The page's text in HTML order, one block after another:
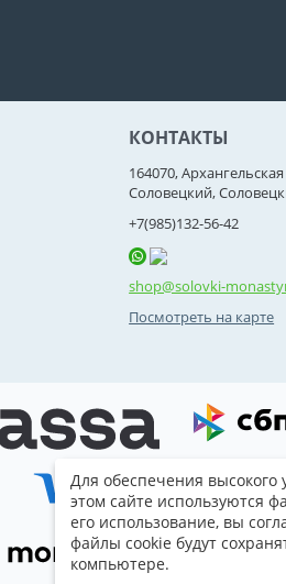
КОНТАКТЫ
164070,
Соловецкий,
+7(985)132-56-42
shop@solovki-
Посмотреть на карте
Для обеспечения высокого
этом сайте используются
его использование, вы
файлы cookie будут
компьютере.